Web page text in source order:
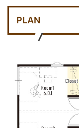
PLAN